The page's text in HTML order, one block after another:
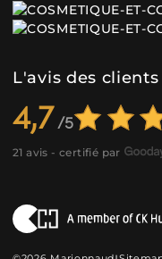
L'avis des clients
4,7
21 avis - certifié par